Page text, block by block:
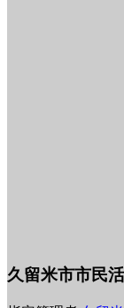
久留米市市民